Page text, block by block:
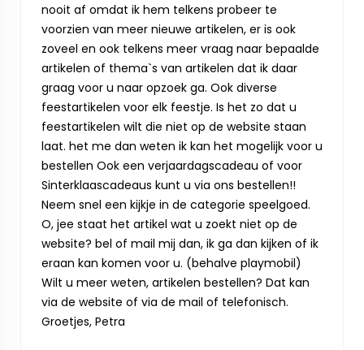
nooit af omdat ik hem telkens probeer te
voorzien van meer nieuwe artikelen, er is ook
zoveel en ook telkens meer vraag naar bepaalde
artikelen of thema`s van artikelen dat ik daar
graag voor u naar opzoek ga. Ook diverse
feestartikelen voor elk feestje. Is het zo dat u
feestartikelen wilt die niet op de website staan
laat. het me dan weten ik kan het mogelijk voor u
bestellen Ook een verjaardagscadeau of voor
Sinterklaascadeaus kunt u via ons bestellen!!
Neem snel een kijkje in de categorie speelgoed.
O, jee staat het artikel wat u zoekt niet op de
website? bel of mail mij dan, ik ga dan kijken of ik
eraan kan komen voor u. (behalve playmobil)
Wilt u meer weten, artikelen bestellen? Dat kan
via de website of via de mail of telefonisch.
Groetjes, Petra